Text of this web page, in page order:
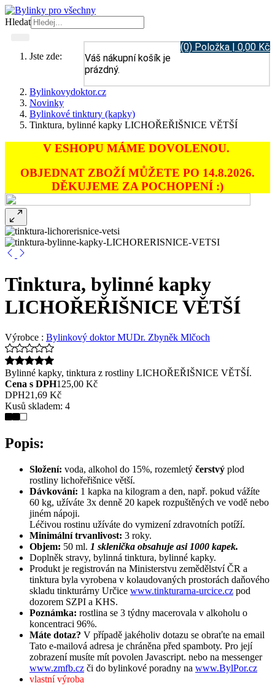
Hledat
(0) Položka | 0,00 Kč
Váš nákupní košík je
prázdný.
Jste zde:
Bylinkovydoktor.cz
Novinky
Bylinkové tinktury (kapky)
Tinktura, bylinné kapky LICHOŘEŘIŠNICE VĚTŠÍ
V ESHOPU MÁME DOVOLENOU.
OBJEDNAT ZBOŽÍ MŮŽETE PO 14.8.2026.
DĚKUJEME ZA POCHOPENÍ :)
Tinktura, bylinné kapky
LICHOŘEŘIŠNICE VĚTŠÍ
Výrobce : Bylinkový doktor MUDr. Zbyněk Mlčoch
Bylinné kapky, tinktura z rostliny LICHOŘEŘIŠNICE VĚTŠÍ.
Cena s DPH125,00 Kč
DPH21,69 Kč
Kusů skladem: 4
Popis:
Složení: voda, alkohol do 15%, rozemletý čerstvý plod
rostliny lichořeřišnice větší.
Dávkování: 1 kapka na kilogram a den, např. pokud vážíte
60 kg, užíváte 3x denně 20 kapek rozpuštěných ve vodě nebo
jiném nápoji.
Léčivou rostinu užíváte do vymizení zdravotních potíží.
Minimální trvanlivost: 3 roky.
Objem: 50 ml. 1 sklenička obsahuje asi 1000 kapek.
Doplněk stravy, bylinná tinktura, bylinné kapky.
Produkt je registrován na Ministerstvu zemědělství ČR a
tinktura byla vyrobena v kolaudovaných prostorách daňového
skladu tinkturárny Určice www.tinkturarna-urcice.cz pod
dozorem SZPI a KHS.
Poznámka: rostlina se 3 týdny macerovala v alkoholu o
koncentraci 96%.
Máte dotaz? V případě jakéholiv dotazu se obraťte na email
Tato e-mailová adresa je chráněna před spamboty. Pro její
zobrazení musíte mít povolen Javascript. nebo na messenger
www.zmfb.cz či do bylinkové poradny na www.BylPor.cz
vlastní výroba